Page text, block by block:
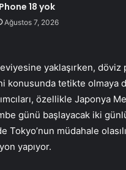
18 yok
Ağustos 7, 2026
yaklaşırken, döviz
konusunda tetikte olmaya
özellikle Japonya
günü başlayacak iki
Tokyo’nun müdahale
yapıyor.